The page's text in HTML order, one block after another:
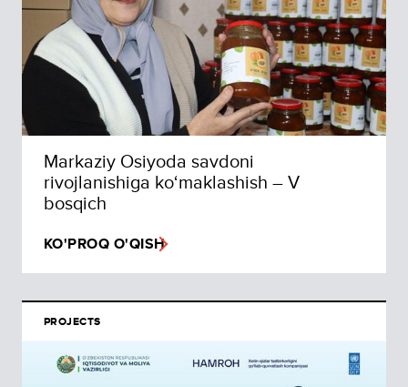
Markaziy Osiyoda savdoni
rivojlanishiga ko‘maklashish – V
bosqich
KO'PROQ O'QISH
PROJECTS